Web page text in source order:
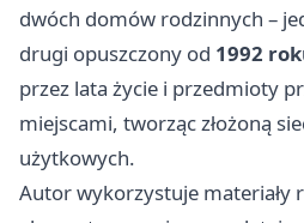
dwóch domów rodzinnych –
drugi opuszczony od 1992
przez lata życie i przedmioty
miejscami, tworząc złożoną
użytkowych.
Autor wykorzystuje materiały